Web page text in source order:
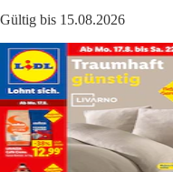
Gültig bis 15.08.2026